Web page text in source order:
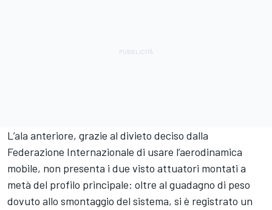
L’ala anteriore, grazie al divieto deciso dalla
Federazione Internazionale di usare l’aerodinamica
mobile, non presenta i due visto attuatori montati a
metà del profilo principale: oltre al guadagno di peso
dovuto allo smontaggio del sistema, si è registrato un